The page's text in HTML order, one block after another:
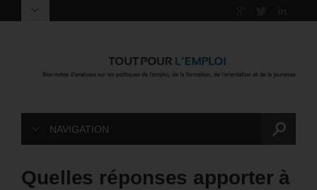
NAVIGATION
Quelles réponses apporter à